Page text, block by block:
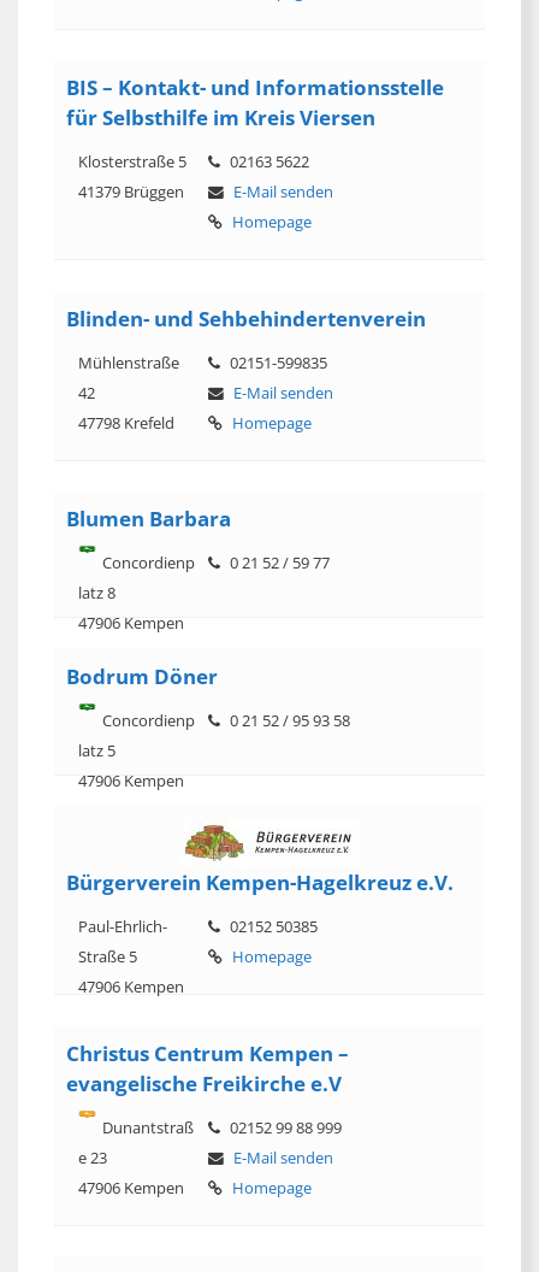
BIS – Kontakt- und Informationsstelle
für Selbsthilfe im Kreis Viersen
Klosterstraße 5
41379 Brüggen
02163 5622
E-Mail senden
Homepage
Blinden- und Sehbehindertenverein
Mühlenstraße
42
47798 Krefeld
02151-599835
E-Mail senden
Homepage
Blumen Barbara
Concordienp
latz 8
47906 Kempen
0 21 52 / 59 77
Bodrum Döner
Concordienp
latz 5
47906 Kempen
0 21 52 / 95 93 58
Bürgerverein Kempen-Hagelkreuz e.V.
Paul-Ehrlich-
Straße 5
47906 Kempen
02152 50385
Homepage
Christus Centrum Kempen –
evangelische Freikirche e.V
Dunantstraß
e 23
47906 Kempen
02152 99 88 999
E-Mail senden
Homepage